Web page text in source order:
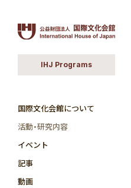
IHJ Programs
国際文化会館について
活動・研究内容
イベント
記事
動画